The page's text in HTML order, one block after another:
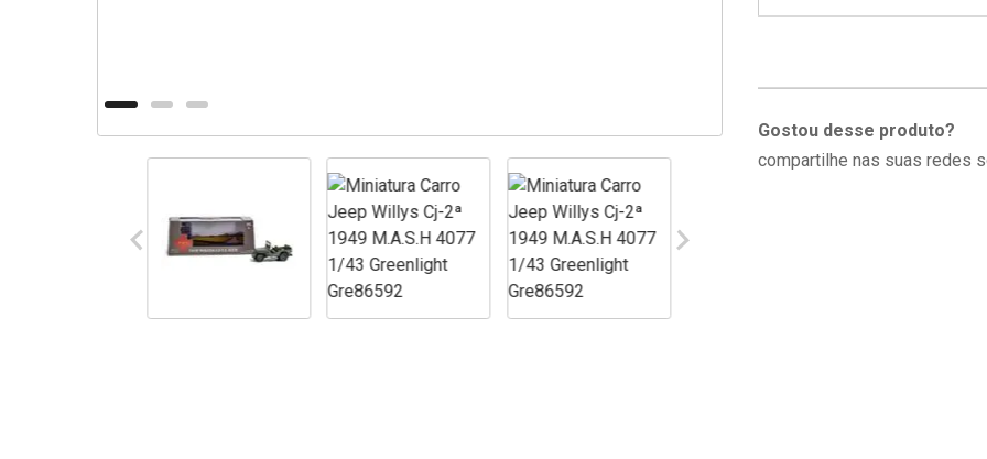
Gostou desse produto?
compartilhe nas suas redes